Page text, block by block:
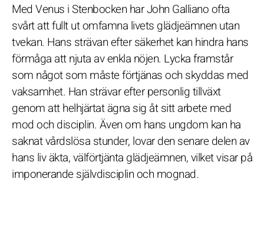
Med Venus i Stenbocken har John Galliano ofta
svårt att fullt ut omfamna livets glädjeämnen utan
tvekan. Hans strävan efter säkerhet kan hindra hans
förmåga att njuta av enkla nöjen. Lycka framstår
som något som måste förtjänas och skyddas med
vaksamhet. Han strävar efter personlig tillväxt
genom att helhjärtat ägna sig åt sitt arbete med
mod och disciplin. Även om hans ungdom kan ha
saknat vårdslösa stunder, lovar den senare delen av
hans liv äkta, välförtjänta glädjeämnen, vilket visar på
imponerande självdisciplin och mognad.